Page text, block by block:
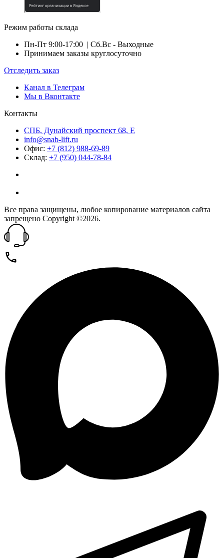
Режим работы склада
Пн-Пт 9:00-17:00 | Сб.Вс - Выходные
Принимаем заказы круглосуточно
Отследить заказ
Канал в Телеграм
Мы в Вконтакте
Контакты
СПБ, Дунайский проспект 68, Е
info@snab-lift.ru
Офис: +7 (812) 988-69-89
Склад: +7 (950) 044-78-84
Все права защищены, любое копирование материалов сайта
запрещено Copyright ©2026.